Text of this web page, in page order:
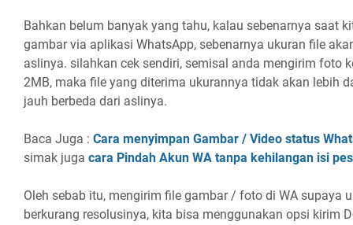
Bahkan belum banyak yang tahu, kalau sebenarnya saat
gambar via aplikasi WhatsApp, sebenarnya ukuran file
aslinya. silahkan cek sendiri, semisal anda mengirim foto
2MB, maka file yang diterima ukurannya tidak akan lebih
jauh berbeda dari aslinya.
Baca Juga : Cara menyimpan Gambar / Video status
simak juga cara Pindah Akun WA tanpa kehilangan isi
Oleh sebab itu, mengirim file gambar / foto di WA supaya
berkurang resolusinya, kita bisa menggunakan opsi kirim